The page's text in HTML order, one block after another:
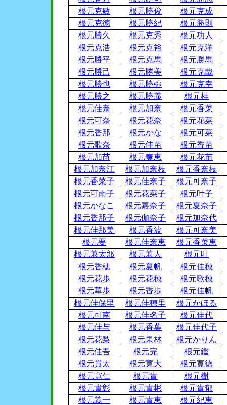
根元克敏
根元勝俊
根元克成
根元克徳
根元勝紀
根元勝則
根元勝久
根元克秀
根元功人
根元克浩
根元克裕
根元克洋
根元勝平
根元克馬
根元勝馬
根元勝己
根元勝美
根元克哉
根元勝也
根元勝弥
根元克幸
根元勝之
根元勝義
根元桂
根元佳奈
根元加奈
根元香菜
根元可奈
根元花奈
根元花菜
根元香那
根元かな
根元可菜
根元歌奈
根元佳苗
根元香苗
根元加苗
根元奏恵
根元花苗
根元加奈江
根元加奈枝
根元香奈枝
根元香菜子
根元佳奈子
根元可奈子
根元可南子
根元花菜子
根元叶子
根元かなこ
根元嘉奈子
根元夏奈子
根元香那子
根元伽奈子
根元加奈代
根元佳那美
根元香波
根元可奈美
根元要
根元佳奈恵
根元香菜恵
根元兼太郎
根元兼人
根元叶
根元香穂
根元夏帆
根元佳穂
根元花歩
根元花穂
根元歌穂
根元華歩
根元香歩
根元佳帆
根元佳保里
根元佳穂里
根元かほる
根元可南
根元佳名子
根元佳代
根元佳与
根元香葉
根元佳代子
根元花梨
根元果林
根元かりん
根元佳吾
根元完
根元鑑
根元貫太
根元寛大
根元寛徳
根元寛仁
根元貴
根元樹
根元貴彰
根元貴彬
根元貴郁
根元義一
根元貴恵
根元紀恵